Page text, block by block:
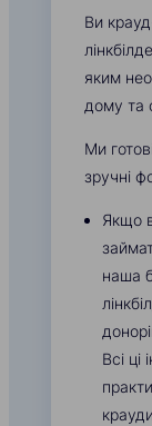
Ви
яким
дому та
Ми
зручні
Якщо
наша
Всі